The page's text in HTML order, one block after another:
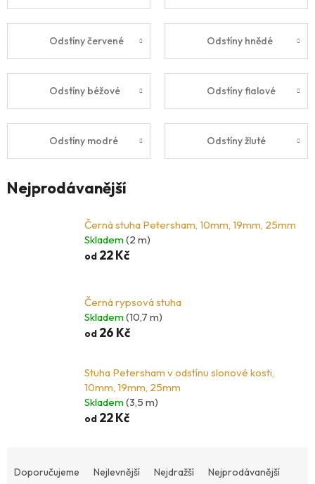
Odstíny červené Odstíny hnědé
Odstíny béžové Odstíny fialové
Odstíny modré Odstíny žluté
Nejprodávanější
Černá stuha Petersham, 10mm, 19mm, 25mm
Skladem(2 m)
od 22 Kč
Černá rypsová stuha
Skladem(10,7 m)
od 26 Kč
Stuha Petersham v odstínu slonové kosti,
10mm, 19mm, 25mm
Skladem(3,5 m)
od 22 Kč
aDoporučujeme Nejlevnější Nejdražší Nejprodávanější